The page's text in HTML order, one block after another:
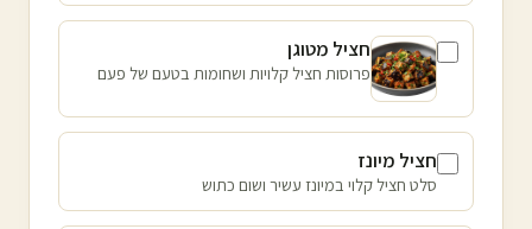
חציל מטוגן
פרוסות חציל קלויות ושחומות בטעם של פעם
חציל מיונז
סלט חציל קלוי במיונז עשיר ושום כתוש